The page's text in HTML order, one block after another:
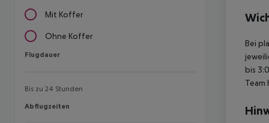
Mit Koffer
Ohne Koffer
Flugdauer
Flugdauer
Bis zu 24 Stunden
Abflugzeiten
Abflugzeiten
Bei
bis
Team